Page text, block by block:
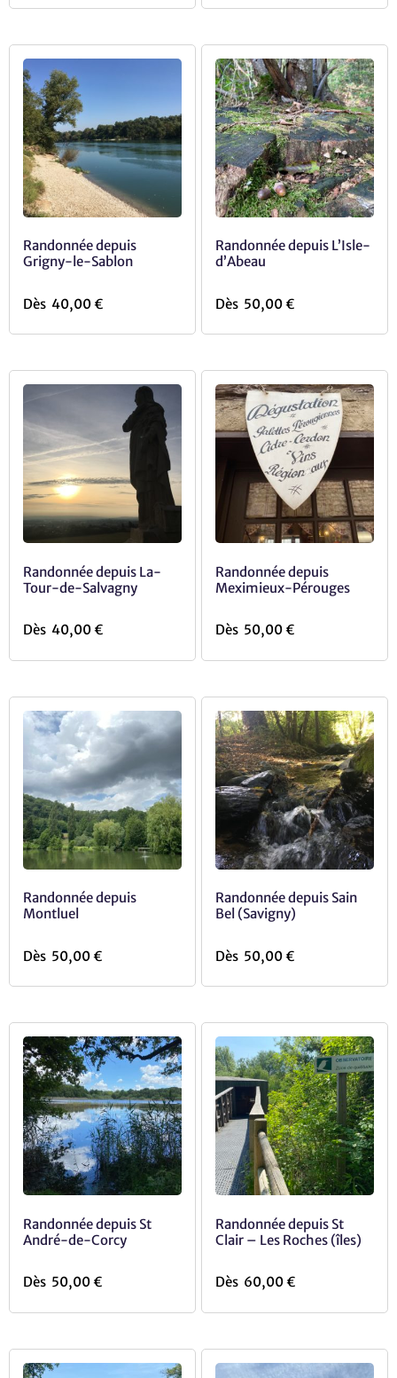
Randonnée depuis
Grigny-le-Sablon
Dès 40,00€
Randonnée depuis L’Isle-
d’Abeau
Dès 50,00€
Randonnée depuis La-
Tour-de-Salvagny
Dès 40,00€
Randonnée depuis
Meximieux-Pérouges
Dès 50,00€
Randonnée depuis
Montluel
Dès 50,00€
Randonnée depuis Sain
Bel (Savigny)
Dès 50,00€
Randonnée depuis St
André-de-Corcy
Dès 50,00€
Randonnée depuis St
Clair – Les Roches (îles)
Dès 60,00€